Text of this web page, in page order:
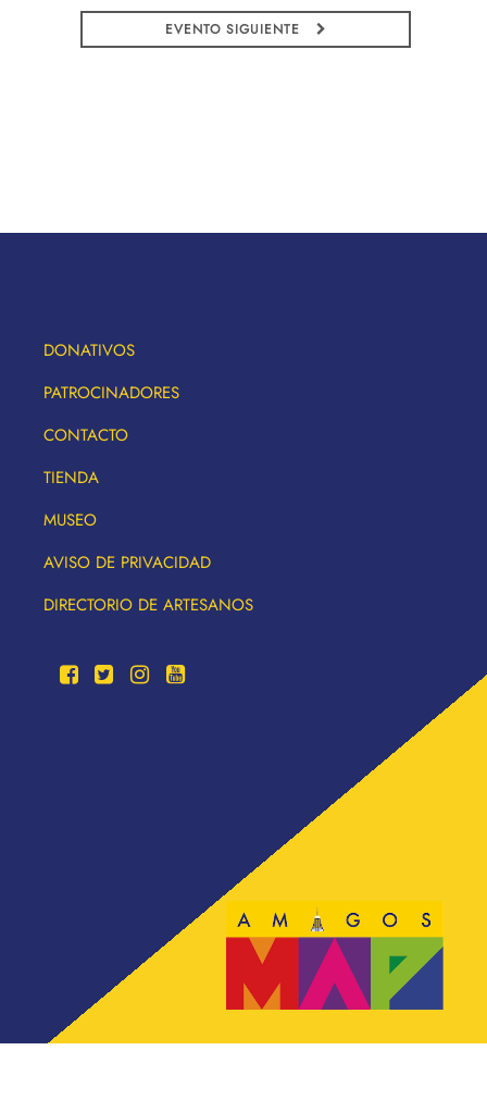
EVENTO SIGUIENTE
DONATIVOS
PATROCINADORES
CONTACTO
TIENDA
MUSEO
AVISO DE PRIVACIDAD
DIRECTORIO DE ARTESANOS